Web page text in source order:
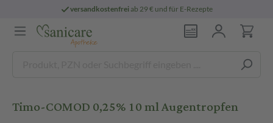
versandkostenfreiab 29 € und für E-Rezepte
Timo-COMOD 0,25% 10 ml Augentropfen